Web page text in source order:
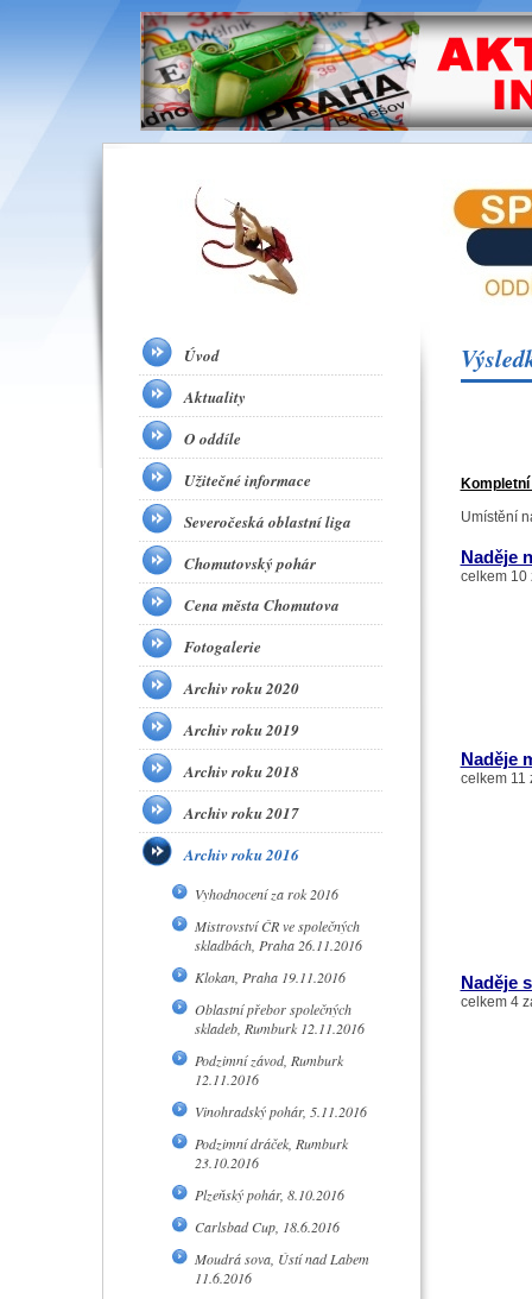
Umístění
Naděje
celkem 10
Naděje
celkem 11
Naděje
celkem 4
Úvod
Aktuality
O oddíle
Užitečné informace
Severočeská oblastní liga
Chomutovský pohár
Cena města Chomutova
Fotogalerie
Archiv roku 2020
Archiv roku 2019
Archiv roku 2018
Archiv roku 2017
Archiv roku 2016
Vyhodnocení za rok 2016
Mistrovství ČR ve společných
skladbách, Praha 26.11.2016
Klokan, Praha 19.11.2016
Oblastní přebor společných
skladeb, Rumburk 12.11.2016
Podzimní závod, Rumburk
12.11.2016
Vinohradský pohár, 5.11.2016
Podzimní dráček, Rumburk
23.10.2016
Plzeňský pohár, 8.10.2016
Carlsbad Cup, 18.6.2016
Moudrá sova, Ústí nad Labem
11.6.2016